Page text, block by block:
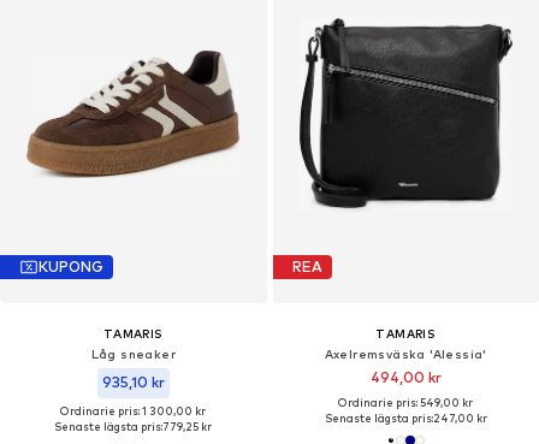
KUPONG
TAMARIS
Låg sneaker
935,10 kr
Ordinarie pris: 1 300,00 kr
Senaste lägsta pris:779,25 kr
REA
TAMARIS
Axelremsväska 'Alessia'
494,00 kr
Ordinarie pris: 549,00 kr
Senaste lägsta pris:247,00 kr